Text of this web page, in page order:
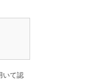
いて認